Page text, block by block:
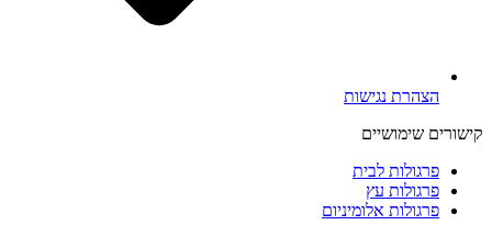
הצהרת נגישות
קישורים שימושיים
פרגולות לבית
פרגולות עץ
פרגולות אלומיניום